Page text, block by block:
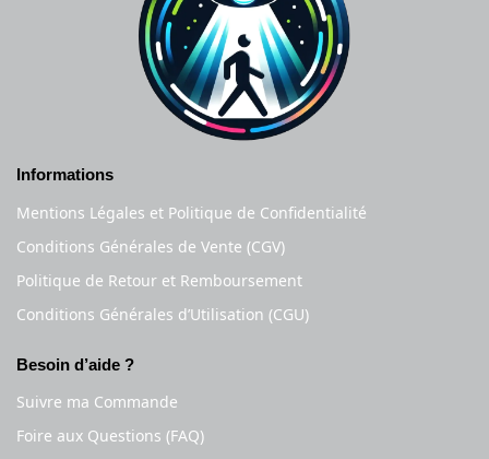
Informations
Mentions Légales et Politique de Confidentialité
Conditions Générales de Vente (CGV)
Politique de Retour et Remboursement
Conditions Générales d’Utilisation (CGU)
Besoin d’aide ?
Suivre ma Commande
Foire aux Questions (FAQ)